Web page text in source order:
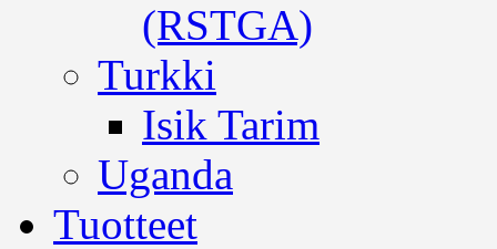
(RSTGA)
Turkki
Isik Tarim
Uganda
Tuotteet